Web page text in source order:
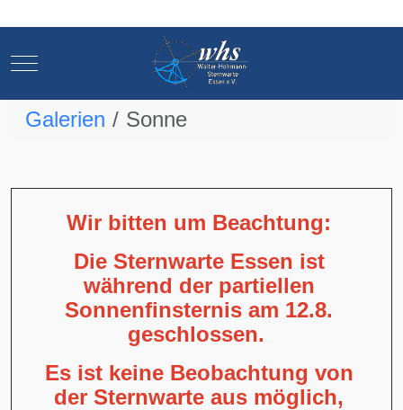
Mobile Menu Toggle
Galerien Sonne
Wir bitten um Beachtung:
Die Sternwarte Essen ist
während der partiellen
Sonnenfinsternis am 12.8.
geschlossen.
Es ist keine Beobachtung von
der Sternwarte aus möglich,